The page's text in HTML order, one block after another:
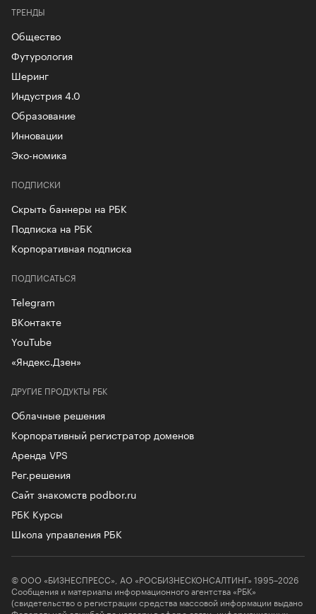
ТРЕНДЫ
Общество
Футурология
Шеринг
Индустрия 4.0
Образование
Инновации
Эко-номика
ПОДПИСКИ
Скрыть баннеры на РБК
Подписка на РБК
Корпоративная подписка
ДРУГИЕ ПРОДУКТЫ РБК
Облачные решения
Корпоративный регистратор доменов
Аренда VPS
Рег.решения
Сайт знакомств podbor.ru
РБК Курсы
Школа управления РБК
ПОДПИСАТЬСЯ
Telegram
ВКонтакте
YouTube
«Яндекс.Дзен»
© ООО «БИЗНЕСПРЕСС», АО «РОСБИЗНЕСКОНСАЛТИНГ» 1995–2026
Сообщения и материалы информационного агентства «РБК»
(свидетельство о регистрации средства массовой информации выдано